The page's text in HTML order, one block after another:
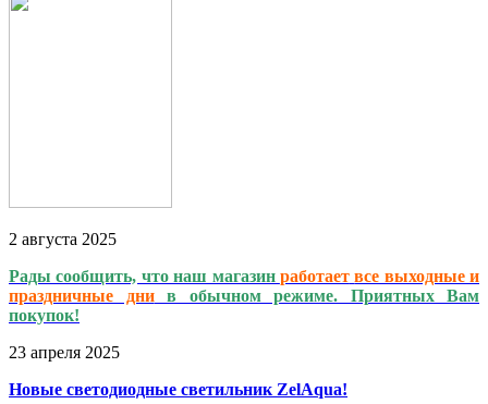
2 августа 2025
Рады сообщить, что наш магазин работает все выходные и
праздничные днив обычном режиме. Приятных Вам
покупок!
23 апреля 2025
Новые светодиодные светильник ZelAqua!